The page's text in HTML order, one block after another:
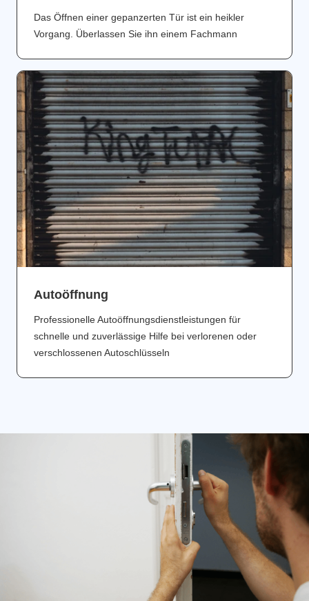
Das Öffnen einer gepanzerten Tür ist ein heikler
Vorgang. Überlassen Sie ihn einem Fachmann
Аutoöffnung
Professionelle Autoöffnungsdienstleistungen für
schnelle und zuverlässige Hilfe bei verlorenen oder
verschlossenen Autoschlüsseln